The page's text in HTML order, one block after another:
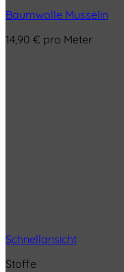
Baumwolle Musselin
14,90 € pro Meter
Schnellansicht
Stoffe